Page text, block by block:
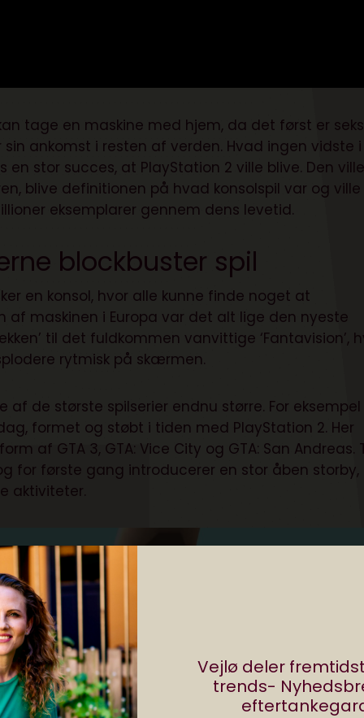
Vejlø deler
trends-
tage en maskine med hjem, da det først er seks
ankomst i resten af verden. Hvad ingen vidste i
stor succes, at PlayStation 2 ville blive. Den
blive definitionen på hvad konsolspil var og ville
eksemplarer gennem dens levetid.
blockbuster spil
en konsol, hvor alle kunne finde noget at
af maskinen i Europa var det alt lige den nyeste
til det fuldkommen vanvittige ‘Fantavision’,
rytmisk på skærmen.
af de største spilserier endnu større. For eksempel
formet og støbt i tiden med PlayStation 2. Her
af GTA 3, GTA: Vice City og GTA: San Andreas.
for første gang introducerer en stor åben storby,
aktiviteter.